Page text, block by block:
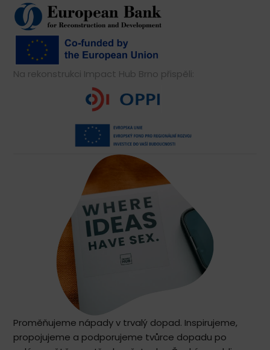
Na rekonstrukci Impact Hub Brno přispěli:
Proměňujeme nápady v trvalý dopad. Inspirujeme,
propojujeme a podporujeme tvůrce dopadu po